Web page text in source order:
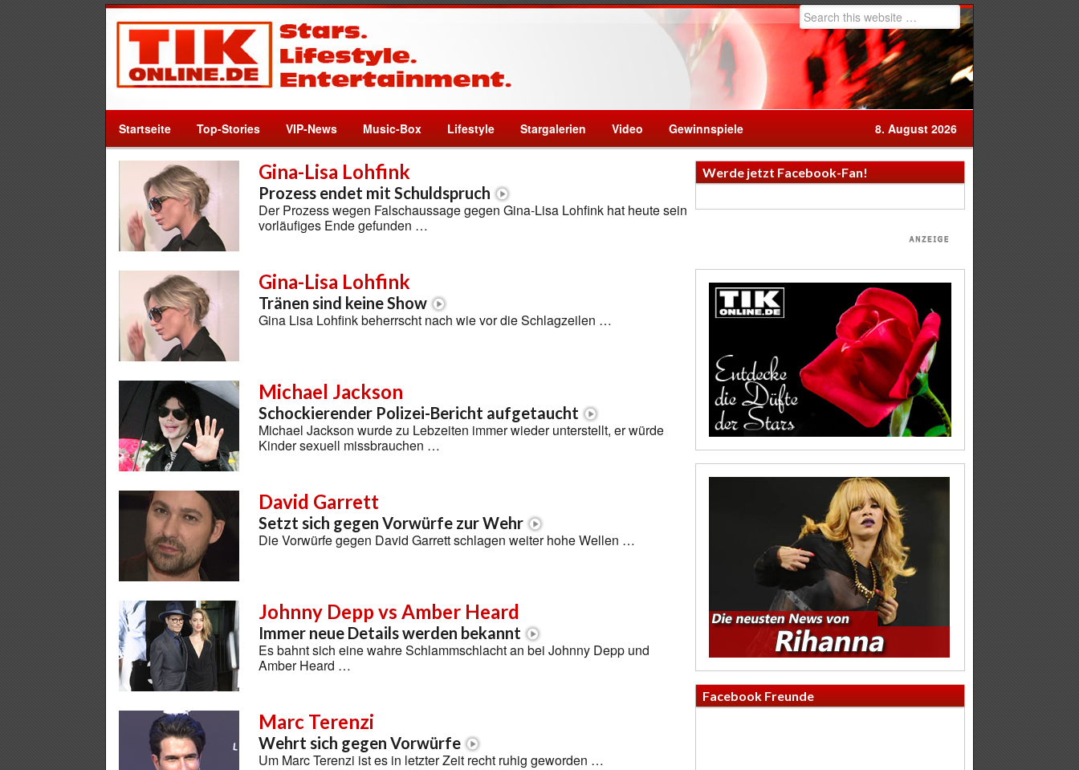
Startseite Top-Stories VIP-News Music-Box Lifestyle Stargalerien Video Gewinnspiele 8. August 2026
Gina-Lisa Lohfink
Prozess endet mit Schuldspruch
Der Prozess wegen Falschaussage gegen Gina-Lisa Lohfink hat heute sein
vorläufiges Ende gefunden …
Gina-Lisa Lohfink
Tränen sind keine Show
Gina Lisa Lohfink beherrscht nach wie vor die Schlagzeilen …
Michael Jackson
Schockierender Polizei-Bericht aufgetaucht
Michael Jackson wurde zu Lebzeiten immer wieder unterstellt, er würde
Kinder sexuell missbrauchen …
David Garrett
Setzt sich gegen Vorwürfe zur Wehr
Die Vorwürfe gegen David Garrett schlagen weiter hohe Wellen …
Johnny Depp vs Amber Heard
Immer neue Details werden bekannt
Es bahnt sich eine wahre Schlammschlacht an bei Johnny Depp und
Amber Heard …
Marc Terenzi
Wehrt sich gegen Vorwürfe
Um Marc Terenzi ist es in letzter Zeit recht ruhig geworden …
Werde jetzt Facebook-Fan!
Facebook Freunde